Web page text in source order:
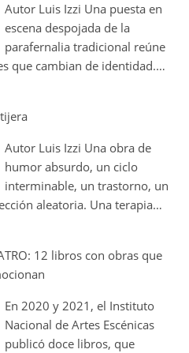
Autor Luis Izzi Una puesta en
escena despojada de la
parafernalia tradicional reúne
que cambian de identidad.…
Autor Luis Izzi Una obra de
humor absurdo, un ciclo
interminable, un trastorno, un
aleatoria. Una terapia…
12 libros con obras que
En 2020 y 2021, el Instituto
Nacional de Artes Escénicas
publicó doce libros, que